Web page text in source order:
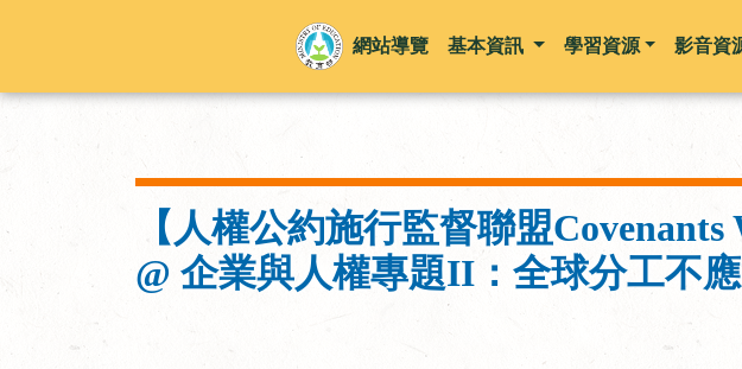
網站導覽 基本資訊 學習資源 影音資
【人權公約施行監督聯盟
@ 企業與人權專題II：全球分工不